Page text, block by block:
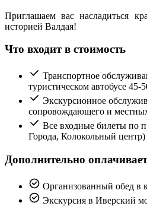
Приглашаем вас насладиться
историей Валдая!
Что входит в стоимость
Транспортное
туристическом автобусе 45-
Экскурсионное
сопровождающего и
Все входные билеты по
Города, Колокольный центр)
Дополнительно
Организованный обед в
Экскурсия в Иверский